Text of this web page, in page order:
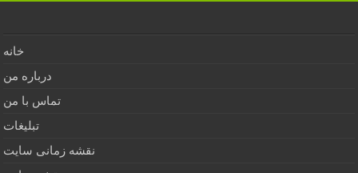
خانه
درباره من
تماس با من
تبلیغات
نقشه زمانی سایت